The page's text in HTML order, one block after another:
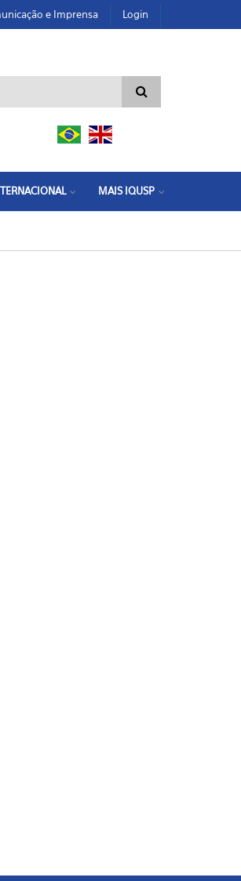
e Imprensa Login
busca
MAIS IQUSP